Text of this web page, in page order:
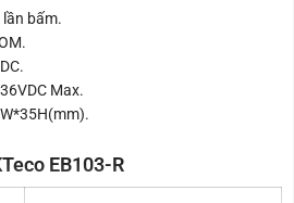
bấm.
Max.
EB103-R